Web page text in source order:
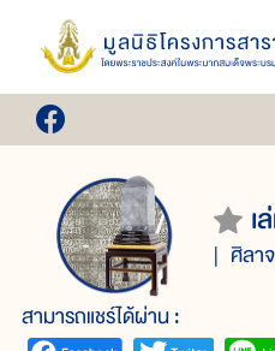
เ
ศิลา
สามารถแชร์ได้ผ่าน :